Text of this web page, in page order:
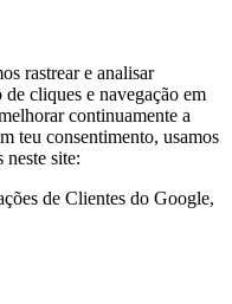
rastrear e analisar
cliques e navegação em
continuamente a
teu consentimento, usamos
neste site:
de Clientes do Google,